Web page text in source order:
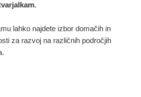
lahko najdete izbor domačih in
za razvoj na različnih področjih